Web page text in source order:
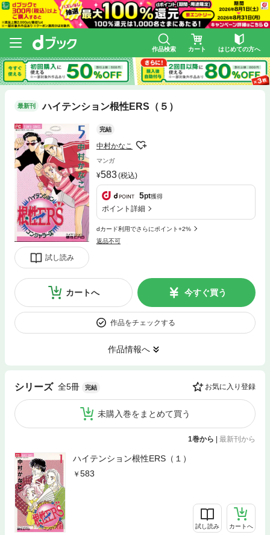
作品検索 カート はじめての方へ
最新刊 ハイテンション根性ERS（５）
試し読み
完結
中村かなこ
マンガ
583(税込)
5pt獲得
ポイント詳細
dカード利用でさらにポイント+2%
返品不可
カートへ 今すぐ買う
作品をチェックする
作品情報へ
シリーズ 全5冊 完結 お気に入り登録
未購入巻をまとめて買う
1巻から 最新刊から
ハイテンション根性ERS（１）
583
試し読み カートへ